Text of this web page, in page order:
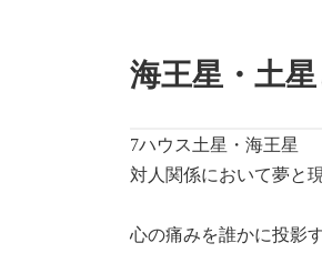
海王星・土
7ハウス土星・海王星
対人関係において夢と
心の痛みを誰かに投影